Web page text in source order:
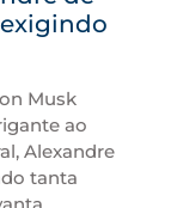
exigindo
Musk
ao
Alexandre
tanta